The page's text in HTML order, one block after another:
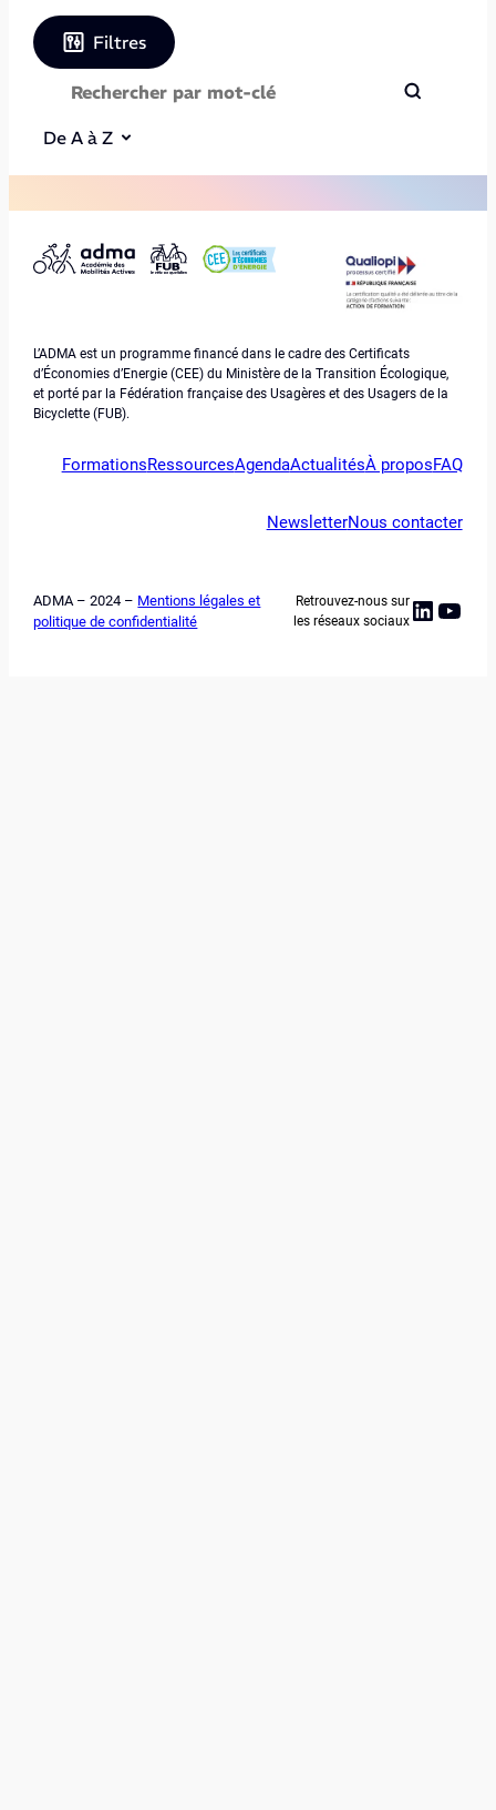
Filtres
De A à Z
L’ADMA est un programme financé dans le cadre des Certificats
d’Économies d’Energie (CEE) du Ministère de la Transition Écologique,
et porté par la Fédération française des Usagères et des Usagers de la
Bicyclette (FUB).
FormationsRessourcesAgendaActualitésÀ proposFAQ
NewsletterNous contacter
ADMA – 2024 – Mentions légales et
politique de confidentialité
Retrouvez-nous sur
les réseaux sociaux